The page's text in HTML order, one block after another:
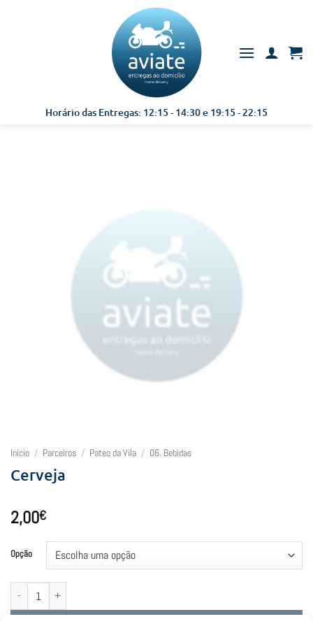
Horário das Entregas: 12:15 - 14:30 e 19:15 - 22:15
Início / Parceiros / Pateo da Vila / 06. Bebidas
Cerveja
2,00€
Opção
Quantidade de Cerveja